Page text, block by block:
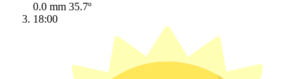
0.0 mm 35.7º
18:00